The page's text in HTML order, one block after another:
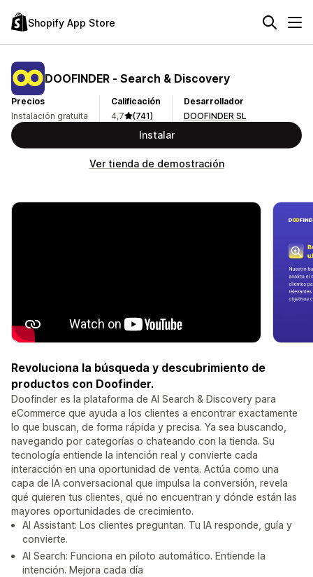
Shopify App Store
DOOFINDER ‑ Search & Discovery
Precios
Instalación gratuita
Calificación
4,7
(741)
Desarrollador
DOOFINDER SL
Instalar
Ver tienda de demostración
Revoluciona la búsqueda y descubrimiento de
productos con Doofinder.
Doofinder es la plataforma de AI Search & Discovery para
eCommerce que ayuda a los clientes a encontrar exactamente
lo que buscan, de forma rápida y precisa. Ya sea buscando,
navegando por categorías o chateando con la tienda. Su
tecnología entiende la intención real y convierte cada
interacción en una oportunidad de venta. Actúa como una
capa de IA conversacional que impulsa la conversión, revela
qué quieren tus clientes, qué no encuentran y dónde están las
mayores oportunidades de crecimiento.
AI Assistant: Los clientes preguntan. Tu IA responde, guía y
convierte.
AI Search: Funciona en piloto automático. Entiende la
intención. Mejora cada día